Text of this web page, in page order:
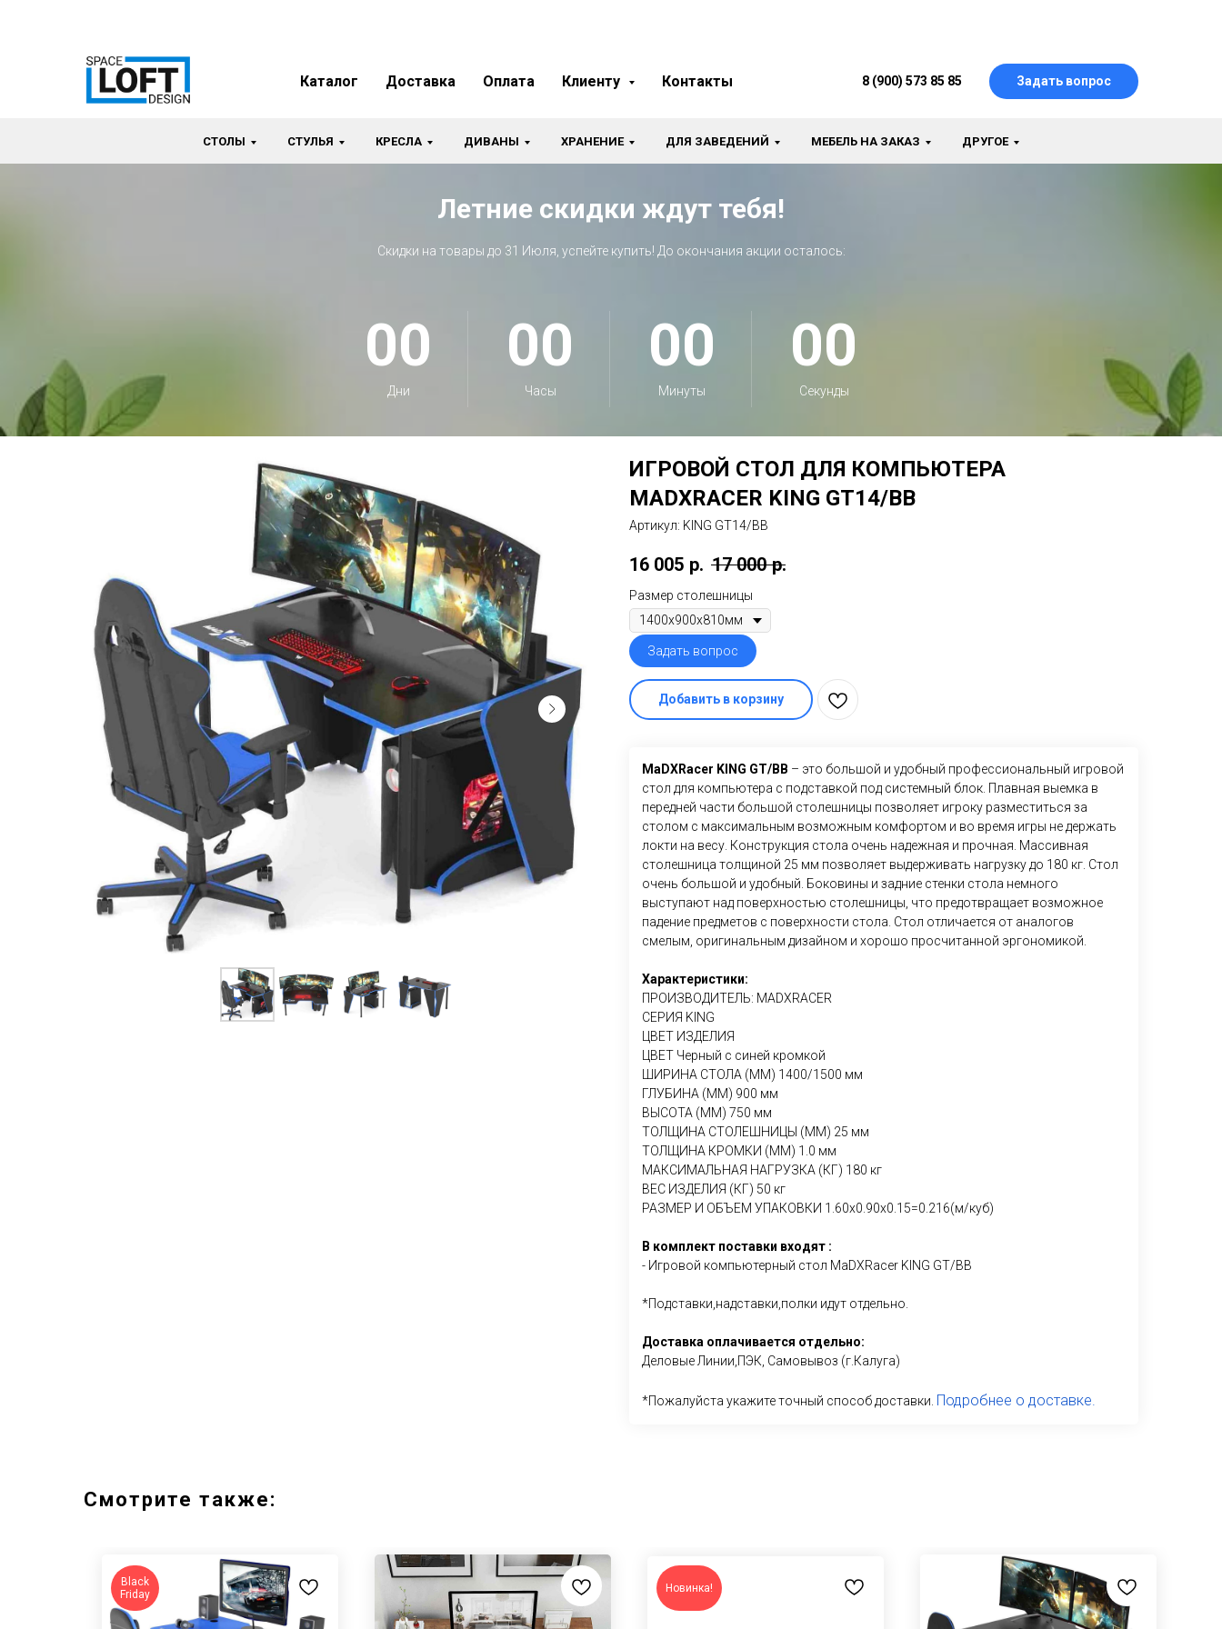
Каталог Доставка Оплата Клиенту Контакты 8 (900) 573 85 85 Задать вопрос
СТОЛЫ СТУЛЬЯ КРЕСЛА ДИВАНЫ ХРАНЕНИЕ ДЛЯ ЗАВЕДЕНИЙ МЕБЕЛЬ НА ЗАКАЗ ДРУГОЕ
Летние скидки ждут тебя!
Скидки на товары до 31 Июля, успейте купить! До окончания акции осталось:
00
Дни
00
Часы
00
Минуты
00
Секунды
ИГРОВОЙ СТОЛ ДЛЯ КОМПЬЮТЕРА
MADXRACER KING GT14/BB
Артикул: KING GT14/BB
16 005 р. 17 000 р.
Размер столешницы
Задать вопрос
Добавить в корзину
MaDXRacer KING GT/BB – это большой и удобный профессиональный игровой
стол для компьютера с подставкой под системный блок. Плавная выемка в
передней части большой столешницы позволяет игроку разместиться за
столом с максимальным возможным комфортом и во время игры не держать
локти на весу. Конструкция стола очень надежная и прочная. Массивная
столешница толщиной 25 мм позволяет выдерживать нагрузку до 180 кг. Стол
очень большой и удобный. Боковины и задние стенки стола немного
выступают над поверхностью столешницы, что предотвращает возможное
падение предметов с поверхности стола. Стол отличается от аналогов
смелым, оригинальным дизайном и хорошо просчитанной эргономикой.
Характеристики:
ПРОИЗВОДИТЕЛЬ: MADXRACER
СЕРИЯ KING
ЦВЕТ ИЗДЕЛИЯ
ЦВЕТ Черный с синей кромкой
ШИРИНА СТОЛА (ММ) 1400/1500 мм
ГЛУБИНА (ММ) 900 мм
ВЫСОТА (ММ) 750 мм
ТОЛЩИНА СТОЛЕШНИЦЫ (ММ) 25 мм
ТОЛЩИНА КРОМКИ (ММ) 1.0 мм
МАКСИМАЛЬНАЯ НАГРУЗКА (КГ) 180 кг
ВЕС ИЗДЕЛИЯ (КГ) 50 кг
РАЗМЕР И ОБЪЕМ УПАКОВКИ 1.60х0.90х0.15=0.216(м/куб)
В комплект поставки входят :
- Игровой компьютерный стол MaDXRacer KING GT/BB
*Подставки,надставки,полки идут отдельно.
Доставка оплачивается отдельно:
Деловые Линии,ПЭК, Самовывоз (г.Калуга)
*Пожалуйста укажите точный способ доставки. Подробнее о доставке.
Смотрите также:
Black
Friday
Новинка!